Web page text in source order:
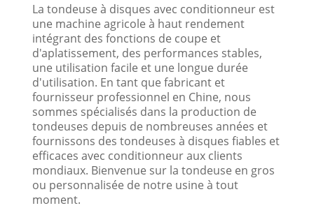
La tondeuse à disques avec conditionneur est
une machine agricole à haut rendement
intégrant des fonctions de coupe et
d'aplatissement, des performances stables,
une utilisation facile et une longue durée
d'utilisation. En tant que fabricant et
fournisseur professionnel en Chine, nous
sommes spécialisés dans la production de
tondeuses depuis de nombreuses années et
fournissons des tondeuses à disques fiables et
efficaces avec conditionneur aux clients
mondiaux. Bienvenue sur la tondeuse en gros
ou personnalisée de notre usine à tout
moment.